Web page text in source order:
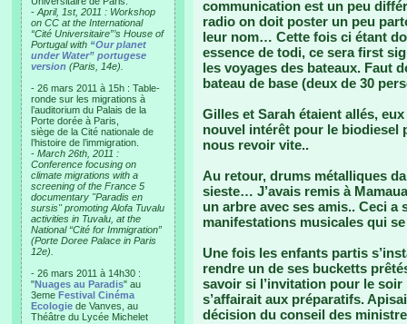
- April, 1st, 2011 : Workshop
on CC at the International
“Cité Universitaire”’s House of
Portugal with “Our planet
under Water” portugese
version (Paris, 14e).
- 26 mars 2011 à 15h : Table-
ronde sur les migrations à
l’auditorium du Palais de la
Porte dorée à Paris,
siège de la Cité nationale de
l’histoire de l’immigration.
- March 26th, 2011 :
Conference focusing on
climate migrations with a
screening of the France 5
documentary "Paradis en
sursis" promoting Alofa Tuvalu
activities in Tuvalu, at the
National “Cité for Immigration”
(Porte Doree Palace in Paris
12e).
- 26 mars 2011 à 14h30 :
"Nuages au Paradis" au
3eme Festival Cinéma
Ecologie de Vanves, au
Théâtre du Lycée Michelet
communication est un peu
radio on doit poster un peu
leur nom… Cette fois ci étant
essence de todi, ce sera first
les voyages des bateaux. Faut
bateau de base (deux de 30
Gilles et Sarah étaient allés,
nouvel intérêt pour le biodiesel
nous revoir vite..
Au retour, drums métalliques
sieste… J’avais remis à
un arbre avec ses amis.. Ceci
manifestations musicales qui
Une fois les enfants partis
rendre un de ses bucketts
savoir si l’invitation pour le
s’affairait aux préparatifs.
décision du conseil des